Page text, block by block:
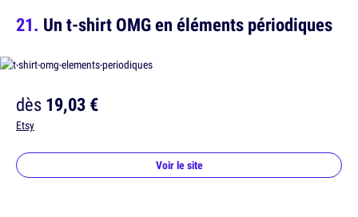
Un t-shirt OMG en éléments périodiques
dès19,03 €
Etsy
Voir le site